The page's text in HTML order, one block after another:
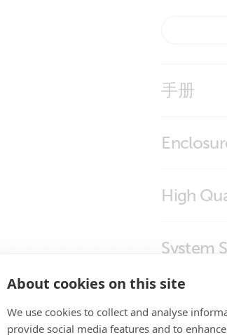
About cookies on this site
We use cookies to collect and analyse
provide social media features and to
手册
High
System
Genless
Genless